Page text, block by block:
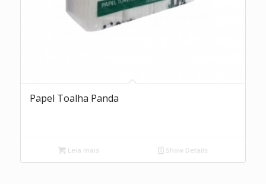
Papel Toalha Panda
Leia mais Show Details